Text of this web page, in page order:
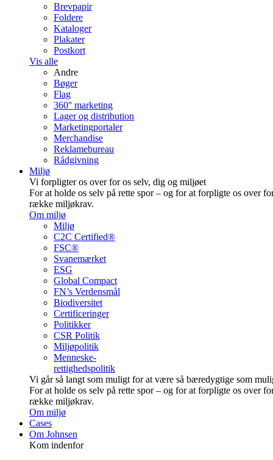
Brevpapir
Foldere
Kataloger
Plakater
Postkort
Vis alle
Andre
Bøger
Flag
360° marketing
Lager og distribution
Marketing­portaler
Merchandise
Reklamebureau
Rådgivning
Miljø
Vi forpligter os over for os selv, dig og miljøet
For at holde os selv på rette spor – og for at forpligte os over
række miljøkrav.
Om miljø
Miljø
C2C Certified®
FSC®
Svanemærket
ESG
Global Compact
FN’s Verdensmål
Biodiversitet
Certificeringer
Politikker
CSR Politik
Miljøpolitik
Menneske-
rettighedspolitik
Vi går så langt som muligt for at være så bære­dygtige som
For at holde os selv på rette spor – og for at forpligte os over
række miljøkrav.
Om miljø
Cases
Om Johnsen
Kom indenfor